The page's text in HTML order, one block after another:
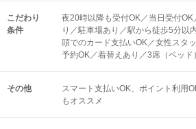
こだわり
条件
夜20時以降も受付OK／当日受付
り／駐車場あり／駅から徒歩5分以
頭でのカード支払いOK／女性スタ
予約OK／着替えあり／3席（ベッド
その他 スマート支払いOK ポイント利用
もオススメ